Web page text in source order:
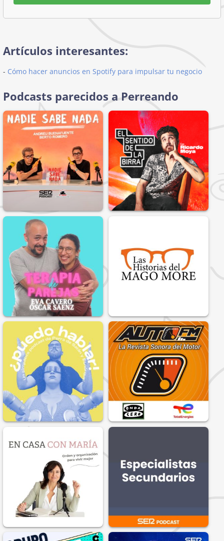
Artículos interesantes:
- Cómo hacer anuncios en Spotify para impulsar tu negocio
Podcasts parecidos a Perreando